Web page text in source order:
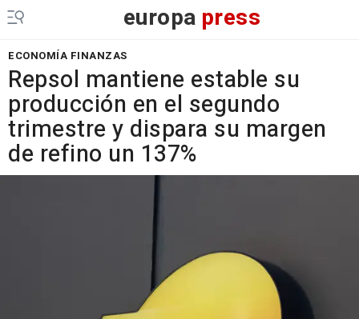
europa press
ECONOMÍA FINANZAS
Repsol mantiene estable su
producción en el segundo
trimestre y dispara su margen
de refino un 137%